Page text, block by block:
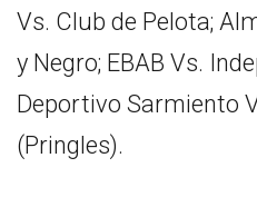
Vs. Club de Pelota;
y Negro; EBAB Vs.
Deportivo Sarmiento
(Pringles).